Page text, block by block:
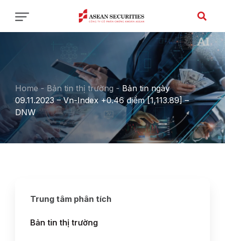
Home - Bản tin thị trường - Bản tin ngày
09.11.2023 – Vn-Index +0.46 điểm [1,113.89] –
DNW
Trung tâm phân tích
Bản tin thị trường